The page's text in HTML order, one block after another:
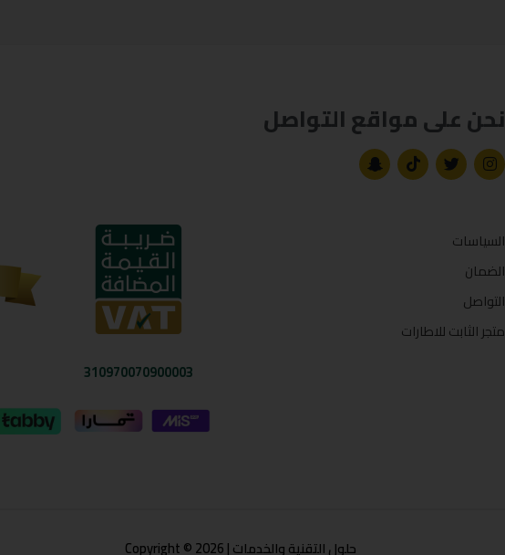
نحن على مواقع التواصل
السياسات
الضمان
التواصل
متجر الثابت للاطارات
310970070900003
حلول التقنية والخدمات | Copyright © 2026